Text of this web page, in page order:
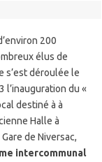
200
élus de
s’est déroulée le
l’inauguration du «
destiné à à
Halle à
de Niversac,
intercommunal